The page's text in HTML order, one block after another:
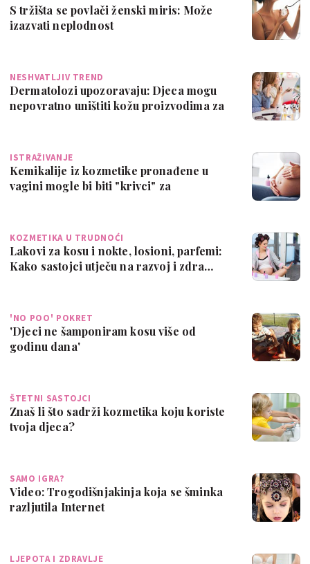
S tržišta se povlači ženski miris: Može
izazvati neplodnost
NESHVATLJIV TREND
Dermatolozi upozoravaju: Djeca mogu
nepovratno uništiti kožu proizvodima za
ISTRAŽIVANJE
Kemikalije iz kozmetike pronađene u
vagini mogle bi biti "krivci" za
KOZMETIKA U TRUDNOĆI
Lakovi za kosu i nokte, losioni, parfemi:
Kako sastojci utječu na razvoj i zdra…
'NO POO' POKRET
'Djeci ne šamponiram kosu više od
godinu dana'
ŠTETNI SASTOJCI
Znaš li što sadrži kozmetika koju koriste
tvoja djeca?
SAMO IGRA?
Video: Trogodišnjakinja koja se šminka
razljutila Internet
LJEPOTA I ZDRAVLJE